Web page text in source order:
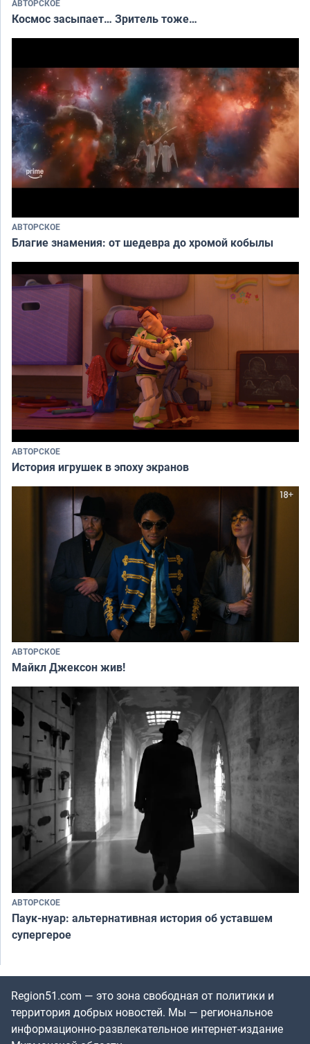
АВТОРСКОЕ
Космос засыпает… Зритель тоже…
АВТОРСКОЕ
Благие знамения: от шедевра до хромой кобылы
АВТОРСКОЕ
История игрушек в эпоху экранов
АВТОРСКОЕ
Майкл Джексон жив!
АВТОРСКОЕ
Паук-нуар: альтернативная история об уставшем
супергерое
Region51.com — это зона свободная от политики и
территория добрых новостей. Мы — региональное
информационно-развлекательное интернет-издание